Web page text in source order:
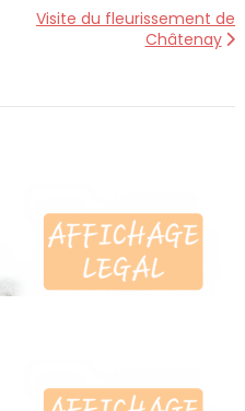
Visite du fleurissement de
Châtenay